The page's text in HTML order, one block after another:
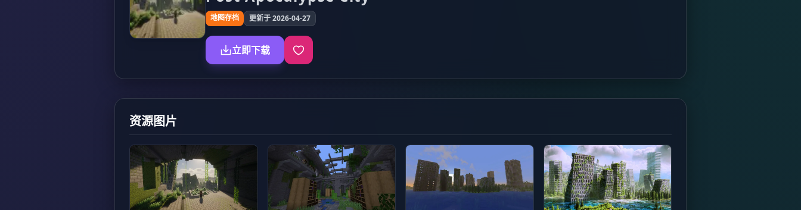
地图存档 更新于 2026-04-27
立即下载
资源图片